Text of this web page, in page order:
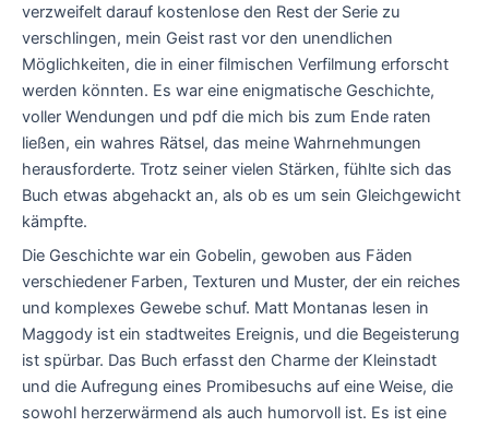
verzweifelt darauf kostenlose den Rest der Serie zu
verschlingen, mein Geist rast vor den unendlichen
Möglichkeiten, die in einer filmischen Verfilmung erforscht
werden könnten. Es war eine enigmatische Geschichte,
voller Wendungen und pdf die mich bis zum Ende raten
ließen, ein wahres Rätsel, das meine Wahrnehmungen
herausforderte. Trotz seiner vielen Stärken, fühlte sich das
Buch etwas abgehackt an, als ob es um sein Gleichgewicht
kämpfte.
Die Geschichte war ein Gobelin, gewoben aus Fäden
verschiedener Farben, Texturen und Muster, der ein reiches
und komplexes Gewebe schuf. Matt Montanas lesen in
Maggody ist ein stadtweites Ereignis, und die Begeisterung
ist spürbar. Das Buch erfasst den Charme der Kleinstadt
und die Aufregung eines Promibesuchs auf eine Weise, die
sowohl herzerwärmend als auch humorvoll ist. Es ist eine